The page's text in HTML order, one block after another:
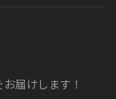
届けします！